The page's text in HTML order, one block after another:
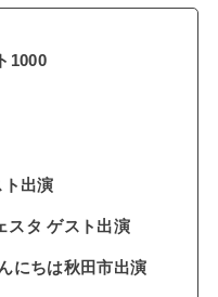
1000
出演
スタ ゲスト出演
にちは秋田市出演